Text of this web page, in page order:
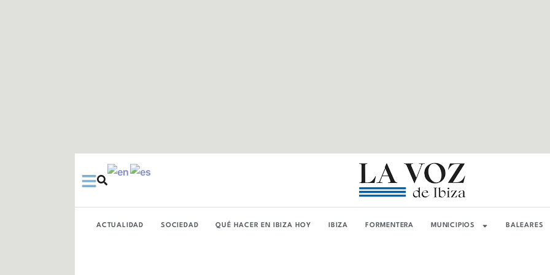
ACTUALIDAD SOCIEDAD QUÉ HACER EN IBIZA HOY IBIZA FORMENTERA MUNICIPIOS BALEARES